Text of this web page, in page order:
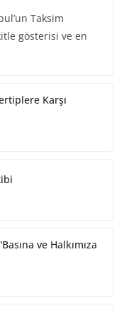
Taksim
gösterisi ve en
Karşı
ve Halkımıza